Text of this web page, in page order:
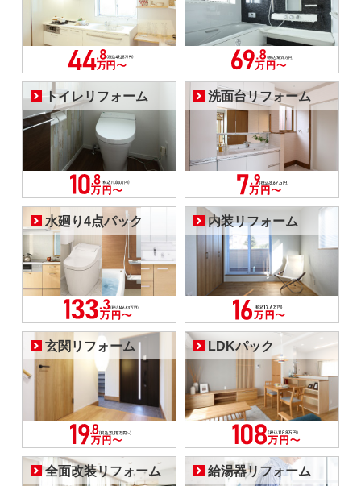
トイレリフォーム 洗面台リフォーム
水廻り4点パック 内装リフォーム
玄関リフォーム LDKパック
全面改装リフォーム 給湯器リフォーム